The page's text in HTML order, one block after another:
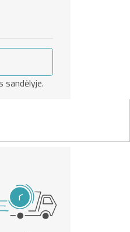
sandėlyje.